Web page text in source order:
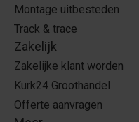
Montage uitbesteden
Track & trace
Zakelijk
Zakelijke klant worden
Kurk24 Groothandel
Offerte aanvragen